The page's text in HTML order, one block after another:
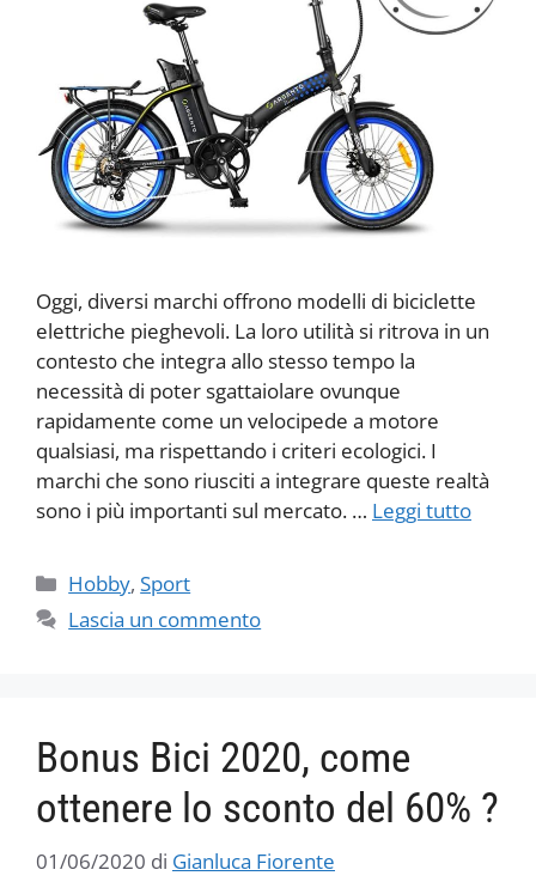
Oggi, diversi marchi offrono modelli di biciclette
elettriche pieghevoli. La loro utilità si ritrova in un
contesto che integra allo stesso tempo la
necessità di poter sgattaiolare ovunque
rapidamente come un velocipede a motore
qualsiasi, ma rispettando i criteri ecologici. I
marchi che sono riusciti a integrare queste realtà
sono i più importanti sul mercato. … Leggi tutto
Categorie
Hobby,Sport
Lascia un commento
Bonus Bici 2020, come
ottenere lo sconto del 60% ?
01/06/2020 di Gianluca Fiorente